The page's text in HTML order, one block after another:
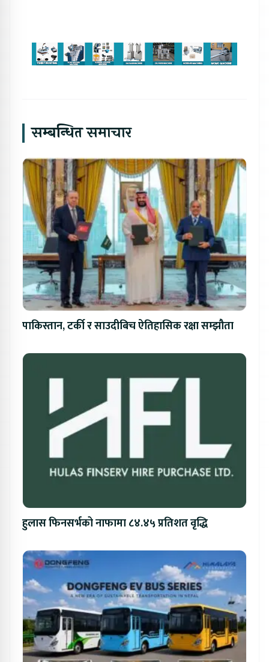
सम्बन्धित समाचार
पाकिस्तान, टर्की र साउदीबिच ऐतिहासिक रक्षा सम्झौता
हुलास फिनसर्भको नाफामा ८४.४५ प्रतिशत वृद्धि